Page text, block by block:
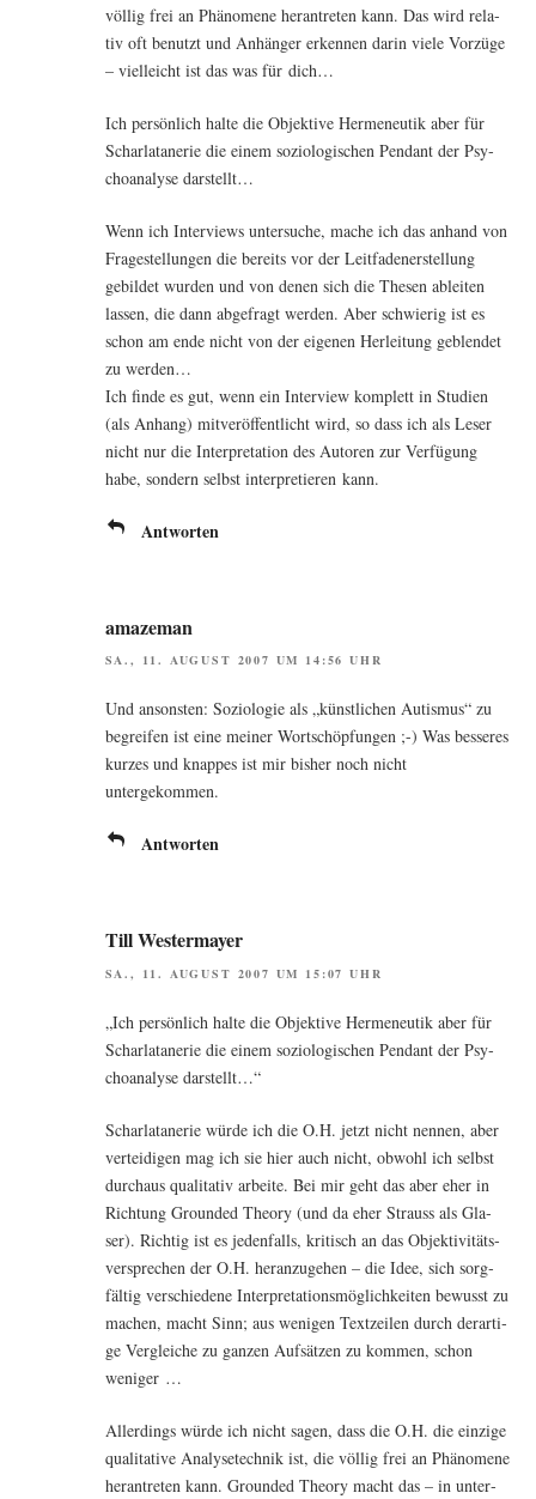
völ­lig frei an Phä­no­me­ne her­an­tre­ten kann. Das wird rela­
tiv oft benutzt und Anhän­ger erken­nen dar­in vie­le Vor­zü­ge
– viel­leicht ist das was für dich…
Ich per­sön­lich hal­te die Objek­ti­ve Her­me­neu­tik aber für
Schar­la­ta­ne­rie die einem sozio­lo­gi­schen Pen­dant der Psy­
cho­ana­ly­se darstellt…
Wenn ich Inter­views unter­su­che, mache ich das anhand von
Fra­ge­stel­lun­gen die bereits vor der Leit­fa­de­n­er­stel­lung
gebil­det wur­den und von denen sich die The­sen ablei­ten
las­sen, die dann abge­fragt wer­den. Aber schwie­rig ist es
schon am ende nicht von der eige­nen Her­lei­tung geblen­det
zu werden…
Ich fin­de es gut, wenn ein Inter­view kom­plett in Stu­di­en
(als Anhang) mit­ver­öf­fent­licht wird, so dass ich als Leser
nicht nur die Inter­pre­ta­ti­on des Autoren zur Ver­fü­gung
habe, son­dern selbst inter­pre­tie­ren kann.
Antworten
amazeman
SA., 11. AUGUST 2007 UM 14:56 UHR
Und ansons­ten: Sozio­lo­gie als „künst­li­chen Autis­mus“ zu
begrei­fen ist eine mei­ner Wort­schöp­fun­gen ;-) Was bes­se­res
kur­zes und knap­pes ist mir bis­her noch nicht
untergekommen.
Antworten
Till Westermayer
SA., 11. AUGUST 2007 UM 15:07 UHR
„Ich per­sön­lich hal­te die Objek­ti­ve Her­me­neu­tik aber für
Schar­la­ta­ne­rie die einem sozio­lo­gi­schen Pen­dant der Psy­
cho­ana­ly­se darstellt…“
Schar­la­ta­ne­rie wür­de ich die O.H. jetzt nicht nen­nen, aber
ver­tei­di­gen mag ich sie hier auch nicht, obwohl ich selbst
durch­aus qua­li­ta­tiv arbei­te. Bei mir geht das aber eher in
Rich­tung Groun­ded Theo­ry (und da eher Strauss als Gla­
ser). Rich­tig ist es jeden­falls, kri­tisch an das Objek­ti­vi­täts­
ver­spre­chen der O.H. her­an­zu­ge­hen – die Idee, sich sorg­
fäl­tig ver­schie­de­ne Inter­pre­ta­ti­ons­mög­lich­kei­ten bewusst zu
machen, macht Sinn; aus weni­gen Text­zei­len durch der­ar­ti­
ge Ver­glei­che zu gan­zen Auf­sät­zen zu kom­men, schon
weniger …
Aller­dings wür­de ich nicht sagen, dass die O.H. die ein­zi­ge
qua­li­ta­ti­ve Ana­ly­se­tech­nik ist, die völ­lig frei an Phä­no­me­ne
her­an­tre­ten kann. Groun­ded Theo­ry macht das – in unter­